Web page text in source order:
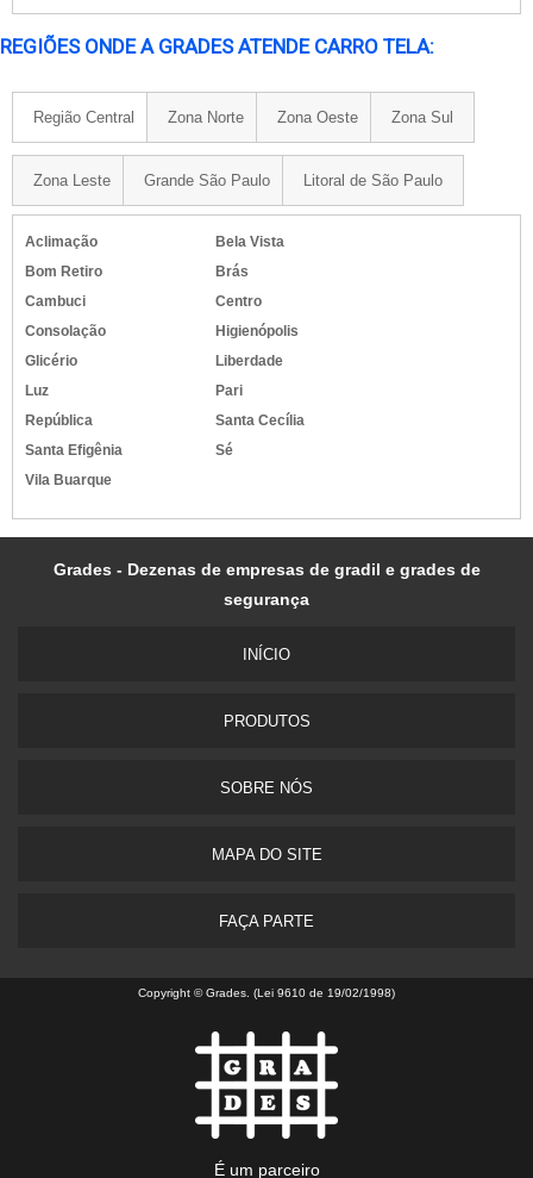
REGIÕES ONDE A GRADES ATENDE CARRO TELA:
Região Central Zona Norte Zona Oeste Zona Sul
Zona Leste Grande São Paulo Litoral de São Paulo
Aclimação
Bela Vista
Bom Retiro
Brás
Cambuci
Centro
Consolação
Higienópolis
Glicério
Liberdade
Luz
Pari
República
Santa Cecília
Santa Efigênia
Sé
Vila Buarque
Grades - Dezenas de empresas de gradil e grades de
segurança
INÍ­CIO
PRODUTOS
SOBRE NÓS
MAPA DO SITE
FAÇA PARTE
Copyright © Grades. (Lei 9610 de 19/02/1998)
É um parceiro